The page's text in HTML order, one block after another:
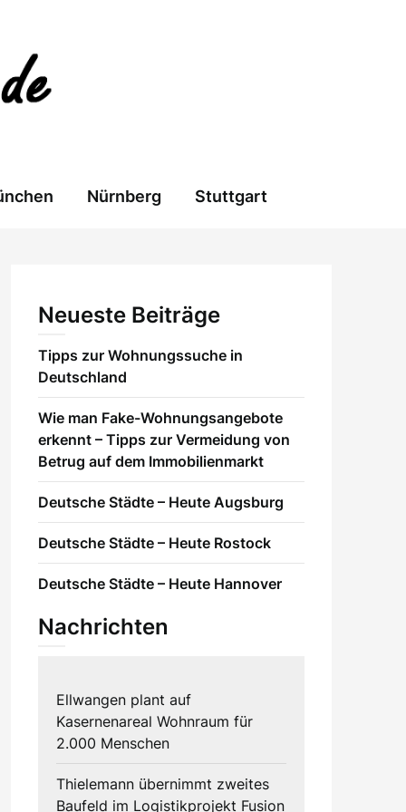
Nürnberg Stuttgart
Neueste Beiträge
Tipps zur Wohnungssuche in
Deutschland
Wie man Fake-Wohnungsangebote
erkennt – Tipps zur Vermeidung von
Betrug auf dem Immobilienmarkt
Deutsche Städte – Heute Augsburg
Deutsche Städte – Heute Rostock
Deutsche Städte – Heute Hannover
Nachrichten
Ellwangen plant auf
Kasernenareal Wohnraum für
2.000 Menschen
Thielemann übernimmt zweites
Baufeld im Logistikprojekt Fusion